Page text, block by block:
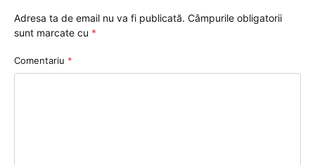
Adresa ta de email nu va fi publicată. Câmpurile obligatorii
sunt marcate cu *
Comentariu *